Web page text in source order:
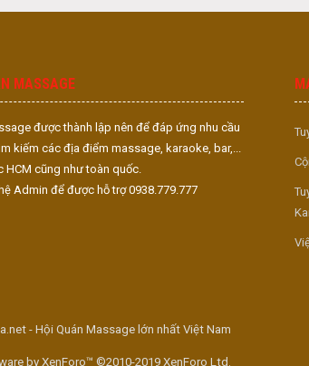
MASSAGE
được thành lập nên để đáp ứng nhu cầu
kiếm các địa điểm massage, karaoke, bar,...
HCM cũng như toàn quốc.
Admin để được hỗ trợ 0938.779.777
- Hội Quán Massage lớn nhất Việt Nam
by XenForo™ ©2010-2019 XenForo Ltd.